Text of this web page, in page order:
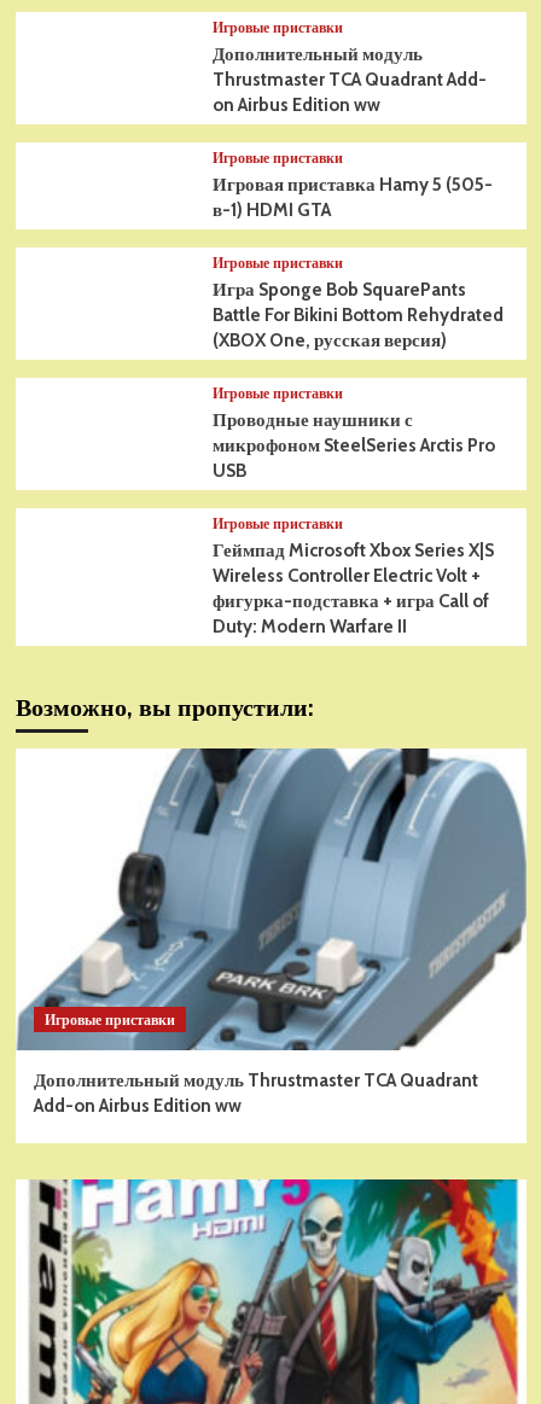
Игровые приставки
Дополнительный модуль
Thrustmaster TCA Quadrant Add-
on Airbus Edition ww
Игровые приставки
Игровая приставка Hamy 5 (505-
в-1) HDMI GTA
Игровые приставки
Игра Sponge Bob SquarePants
Battle For Bikini Bottom Rehydrated
(XBOX One, русская версия)
Игровые приставки
Проводные наушники с
микрофоном SteelSeries Arctis Pro
USB
Игровые приставки
Геймпад Microsoft Xbox Series X|S
Wireless Controller Electric Volt +
фигурка-подставка + игра Call of
Duty: Modern Warfare II
Возможно, вы пропустили:
Игровые приставки
Дополнительный модуль Thrustmaster TCA Quadrant
Add-on Airbus Edition ww